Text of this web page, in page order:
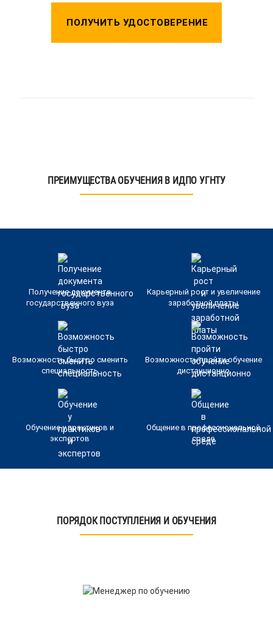
ПОЛУЧИТЬ УДОСТОВЕРЕНИЕ
ПРЕИМУЩЕСТВА ОБУЧЕНИЯ В ИДПО УГНТУ
Получение документа
государственного вуза
Карьерный рост и увеличение
заработной платы
Возможность быстро сменить
специальность
Возможность пройти обучение
дистанционно
Обучение у практиков и
экспертов
Общение в профессиональной
среде
ПОРЯДОК ПОСТУПЛЕНИЯ И ОБУЧЕНИЯ